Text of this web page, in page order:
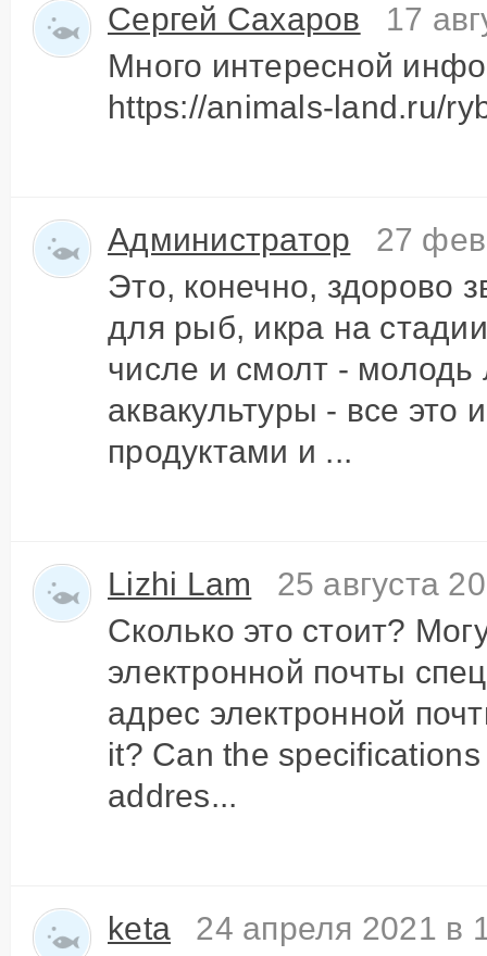
Сергей Сахаров
17
Много интересной
https://animals-land.ru/
Администратор
27
Это, конечно, здорово
для рыб, икра на
числе и смолт - молодь
аквакультуры - все это
продуктами и ...
Lizhi Lam
25 августа
Сколько это стоит?
электронной почты
адрес электронной
it? Can the
addres...
keta
24 апреля 2021 в